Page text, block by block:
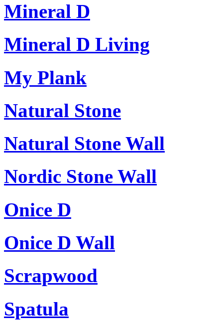
Mineral D
Mineral D Living
My Plank
Natural Stone
Natural Stone Wall
Nordic Stone Wall
Onice D
Onice D Wall
Scrapwood
Spatula